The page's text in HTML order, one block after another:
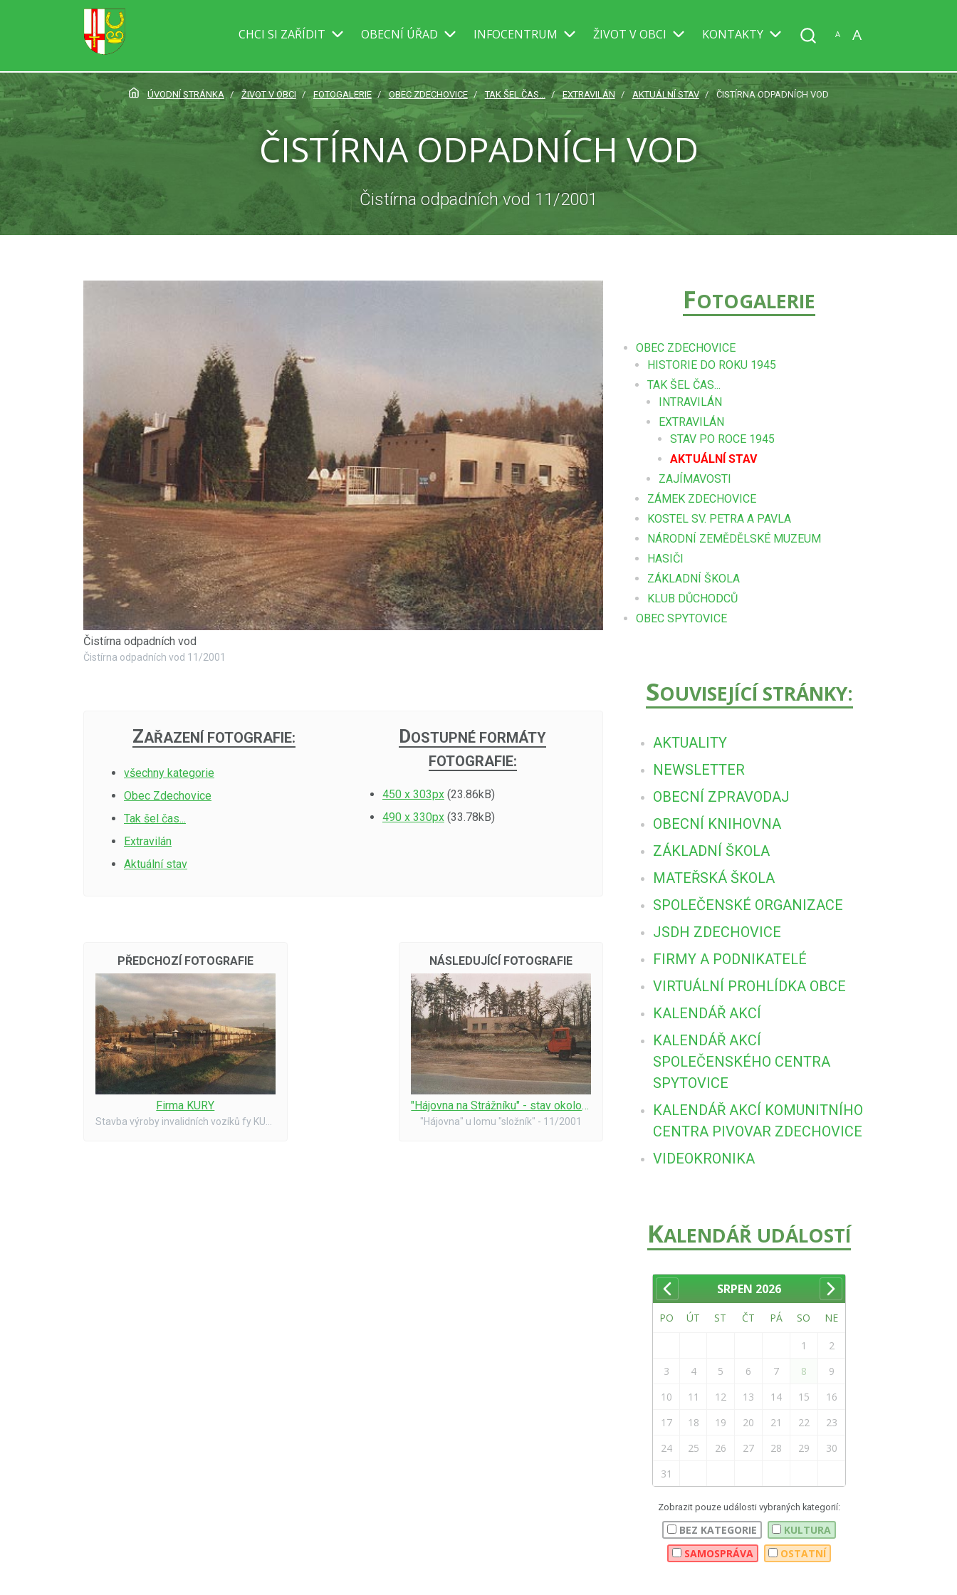
CHCI SI ZAŘÍDIT OBECNÍ ÚŘAD INFOCENTRUM ŽIVOT V OBCI KONTAKTY A A
ÚVODNÍ STRÁNKA ŽIVOT V OBCI FOTOGALERIE OBEC ZDECHOVICE TAK ŠEL ČAS... EXTRAVILÁN AKTUÁLNÍ STAV ČISTÍRNA ODPADNÍCH VOD
ČISTÍRNA ODPADNÍCH VOD
Čistírna odpadních vod 11/2001
Čistírna odpadních vod
Čistírna odpadních vod 11/2001
ZAŘAZENÍ FOTOGRAFIE:
všechny kategorie
Obec Zdechovice
Tak šel čas...
Extravilán
Aktuální stav
DOSTUPNÉ FORMÁTY
FOTOGRAFIE:
450 x 303px (23.86kB)
490 x 330px (33.78kB)
PŘEDCHOZÍ FOTOGRAFIE
Firma KURY
NÁSLEDUJÍCÍ FOTOGRAFIE
"Hájovna na Strážníku" - stav okolo r. 2000
"Hájovna" u lomu "složník" - 11/2001
FOTOGALERIE
OBEC ZDECHOVICE
HISTORIE DO ROKU 1945
TAK ŠEL ČAS...
INTRAVILÁN
EXTRAVILÁN
STAV PO ROCE 1945
AKTUÁLNÍ STAV
ZAJÍMAVOSTI
ZÁMEK ZDECHOVICE
KOSTEL SV. PETRA A PAVLA
NÁRODNÍ ZEMĚDĚLSKÉ MUZEUM
HASIČI
ZÁKLADNÍ ŠKOLA
KLUB DŮCHODCŮ
OBEC SPYTOVICE
SOUVISEJÍCÍ STRÁNKY:
AKTUALITY
NEWSLETTER
OBECNÍ ZPRAVODAJ
OBECNÍ KNIHOVNA
ZÁKLADNÍ ŠKOLA
MATEŘSKÁ ŠKOLA
SPOLEČENSKÉ ORGANIZACE
JSDH ZDECHOVICE
FIRMY A PODNIKATELÉ
VIRTUÁLNÍ PROHLÍDKA OBCE
KALENDÁŘ AKCÍ
KALENDÁŘ AKCÍ
SPOLEČENSKÉHO CENTRA
SPYTOVICE
KALENDÁŘ AKCÍ KOMUNITNÍHO
CENTRA PIVOVAR ZDECHOVICE
VIDEOKRONIKA
KALENDÁŘ UDÁLOSTÍ
SRPEN 2026
PO ÚT ST ČT PÁ SO NE
1
2
3
4 5 6 7 8
9
10
11 12 13 14 15
16
17
18 19 20 21 22
23
24
25 26 27 28 29
30
31
Zobrazit pouze události vybraných kategorií:
BEZ KATEGORIE
KULTURA
SAMOSPRÁVA
OSTATNÍ